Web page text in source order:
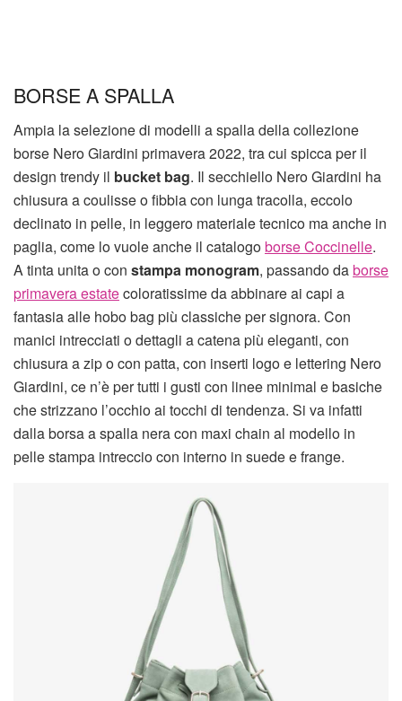
BORSE A SPALLA
Ampia la selezione di modelli a spalla della collezione
borse Nero Giardini primavera 2022, tra cui spicca per il
design trendy il bucket bag. Il secchiello Nero Giardini ha
chiusura a coulisse o fibbia con lunga tracolla, eccolo
declinato in pelle, in leggero materiale tecnico ma anche in
paglia, come lo vuole anche il catalogoborse Coccinelle.
A tinta unita o con stampa monogram, passando daborse
primavera estatecoloratissime da abbinare ai capi a
fantasia alle hobo bag più classiche per signora. Con
manici intrecciati o dettagli a catena più eleganti, con
chiusura a zip o con patta, con inserti logo e lettering Nero
Giardini, ce n’è per tutti i gusti con linee minimal e basiche
che strizzano l’occhio ai tocchi di tendenza. Si va infatti
dalla borsa a spalla nera con maxi chain al modello in
pelle stampa intreccio con interno in suede e frange.